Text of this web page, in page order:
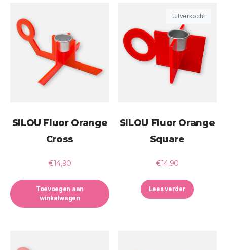
SILOU Fluor Orange
Cross
€14,90
Toevoegen aan
winkelwagen
Uitverkocht
SILOU Fluor Orange
Square
€14,90
Lees verder